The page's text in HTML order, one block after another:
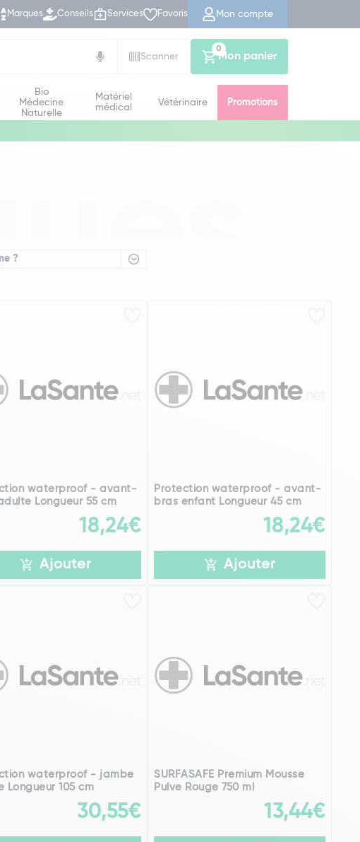
Marques Conseils Services Favoris Mon compte
Scanner
Mon panier
0
Bio
Médecine
Naturelle
Matériel
médical
Vétérinaire Promotions
?
waterproof - avant-
Longueur 55 cm
18,24€
Ajouter
Protection waterproof - avant-
bras enfant Longueur 45 cm
18,24€
Ajouter
waterproof - jambe
Longueur 105 cm
30,55€
SURFASAFE Premium Mousse
Pulve Rouge 750 ml
13,44€